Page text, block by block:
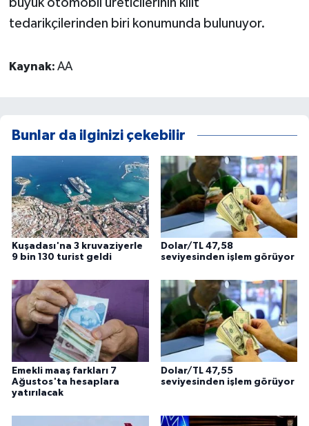
büyük otomobil üreticilerinin kilit
tedarikçilerinden biri konumunda bulunuyor.
Kaynak: AA
Bunlar da ilginizi çekebilir
Kuşadası'na 3 kruvaziyerle
9 bin 130 turist geldi
Dolar/TL 47,58
seviyesinden işlem görüyor
Emekli maaş farkları 7
Ağustos'ta hesaplara
yatırılacak
Dolar/TL 47,55
seviyesinden işlem görüyor